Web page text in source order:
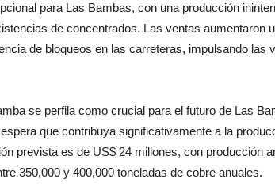
para Las Bambas, con una producción
de concentrados. Las ventas aumentaron
de bloqueos en las carreteras, impulsando las
se perfila como crucial para el futuro de Las
que contribuya significativamente a la
prevista es de US$ 24 millones, con producción
350,000 y 400,000 toneladas de cobre anuales.